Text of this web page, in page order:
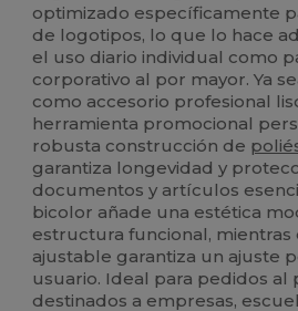
optimizado específicamente
de logotipos, lo que lo hace
el uso diario individual como
corporativo al por mayor. Ya
como accesorio profesional
herramienta promocional
robusta construcción de
garantiza longevidad y
documentos y artículos
bicolor añade una estética
estructura funcional, mientras
ajustable garantiza un ajuste
usuario. Ideal para pedidos al
destinados a empresas,